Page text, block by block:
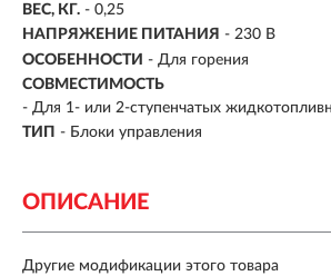
ВЕС, КГ. - 0,25
НАПРЯЖЕНИЕ ПИТАНИЯ - 230 В
ОСОБЕННОСТИ - Для горения
СОВМЕСТИМОСТЬ
- Для 1- или 2-ступенчатых
ТИП - Блоки управления
ОПИСАНИЕ
Другие модификации этого товара